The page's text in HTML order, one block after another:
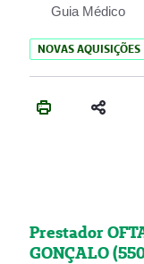
Guia Médico
NOVAS AQUISIÇÕES
Prestador
GONÇALO